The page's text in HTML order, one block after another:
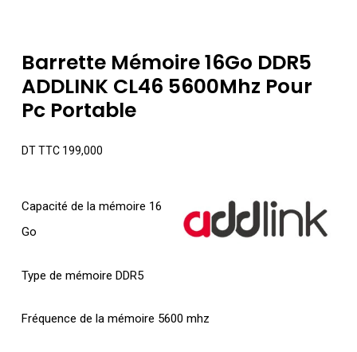
Barrette Mémoire 16Go DDR5
ADDLINK CL46 5600Mhz Pour
Pc Portable
DT TTC199,000
Capacité de la mémoire 16
Go
Type de mémoire DDR5
Fréquence de la mémoire 5600 mhz